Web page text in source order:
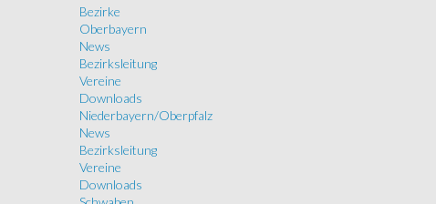
Bezirke
Oberbayern
News
Bezirksleitung
Vereine
Downloads
Niederbayern/Oberpfalz
News
Bezirksleitung
Vereine
Downloads